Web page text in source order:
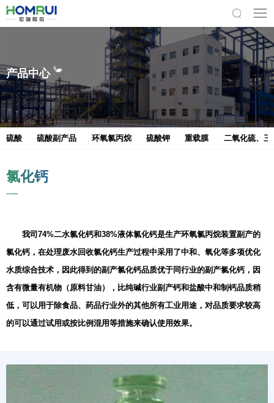
产品中心
硫酸 硫酸副产品 环氧氯丙烷 硫酸钾 重载膜 二氧化硫、三
氯化钙
我司74%二水氯化钙和38%液体氯化钙是生产环氧氯丙烷装置副产的
氯化钙，在处理废水回收氯化钙生产过程中采用了中和、氧化等多项优化
水质综合技术，因此得到的副产氯化钙品质优于同行业的副产氯化钙，因
含有微量有机物（原料甘油），比纯碱行业副产钙和盐酸中和制钙品质稍
低，可以用于除食品、药品行业外的其他所有工业用途，对品质要求较高
的可以通过试用或按比例混用等措施来确认使用效果。